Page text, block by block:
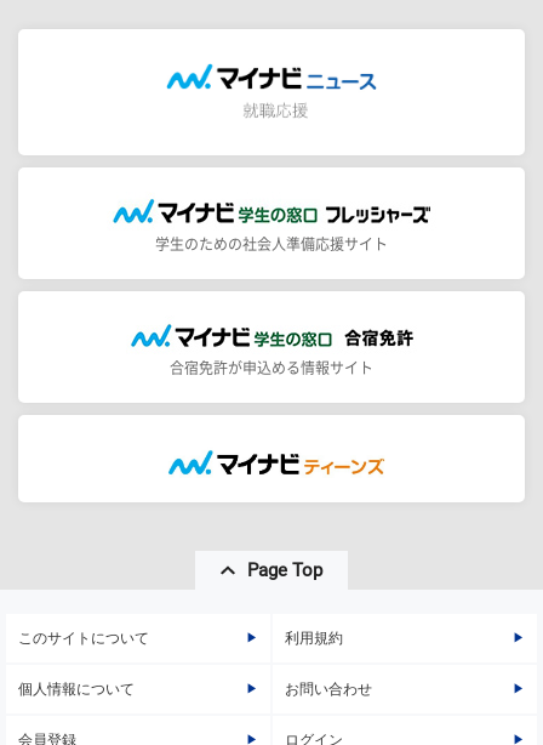
学生のための社会人準備応援サイト
合宿免許が申込める情報サイト
Page Top
このサイトについて 利用規約
個人情報について お問い合わせ
会員登録 ログイン